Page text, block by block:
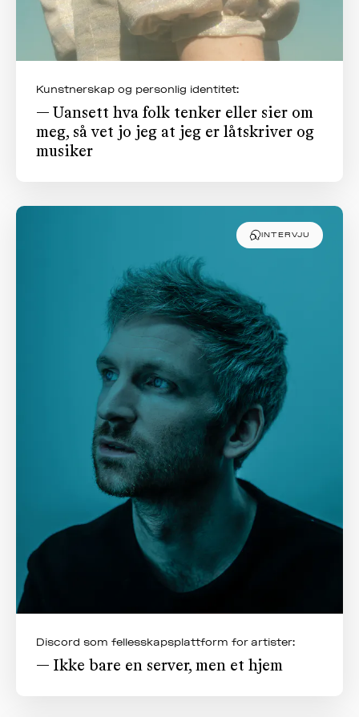
Kunstnerskap og personlig identitet:
— Uansett hva folk tenker eller sier om
meg, så vet jo jeg at jeg er låtskriver og
musiker
INTERVJU
Discord som fellesskapsplattform for artister:
— Ikke bare en server, men et hjem